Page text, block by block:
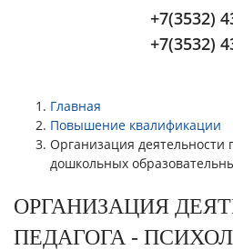
+7(3532)
+7(3532)
Главная
Повышение квалификации
Организация деятельности
дошкольных
ОРГАНИЗАЦИЯ
ПЕДАГОГА -